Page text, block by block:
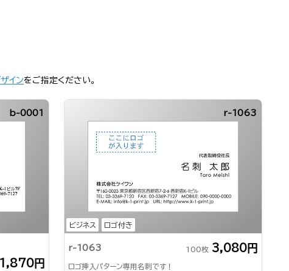
インをご指定ください。
b-0001
1,870円
ビジネス ロゴ付き
r-1063
r-1063 100枚 3,080円
ロゴ挿入パターン専用名刺です！